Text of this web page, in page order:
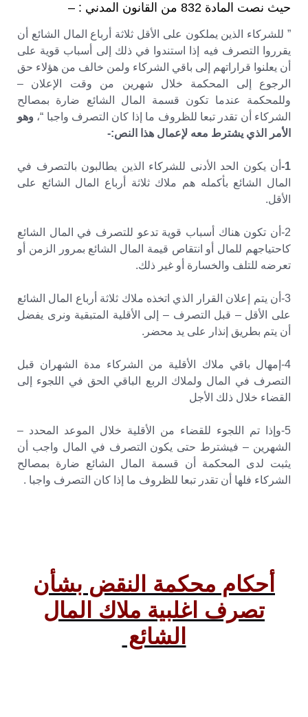
حيث نصت المادة 832 من القانون المدني : –
” للشركاء الذين يملكون على الأقل ثلاثة أرباع المال الشائع أن
يقرروا التصرف فيه إذا استندوا في ذلك إلى أسباب قوية على
أن يعلنوا قراراتهم إلى باقي الشركاء ولمن خالف من هؤلاء حق
الرجوع إلى المحكمة خلال شهرين من وقت الإعلان –
وللمحكمة عندما تكون قسمة المال الشائع ضارة بمصالح
الشركاء أن تقدر تبعا للظروف ما إذا كان التصرف واجبا “، وهو
الأمر الذي يشترط معه لإعمال هذا النص:-
1-
أن يكون الحد الأدنى للشركاء الذين يطالبون بالتصرف في
المال الشائع بأكمله هم ملاك ثلاثة أرباع المال الشائع على
الأقل.
2-أن تكون هناك أسباب قوية تدعو للتصرف في المال الشائع
كاحتياجهم للمال أو انتقاص قيمة المال الشائع بمرور الزمن أو
تعرضه للتلف والخسارة أو غير ذلك.
3-أن يتم إعلان القرار الذي اتخذه ملاك ثلاثة أرباع المال الشائع
على الأقل – قبل التصرف – إلى الأقلية المتبقية ونرى يفضل
أن يتم بطريق إنذار على يد محضر.
4-إمهال باقي ملاك الأقلية من الشركاء مدة الشهران قبل
التصرف في المال ولملاك الربع الباقي الحق في اللجوء إلى
القضاء خلال ذلك الأجل
5-وإذا تم اللجوء للقضاء من الأقلية خلال الموعد المحدد –
الشهرين – فيشترط حتى يكون التصرف في المال واجب أن
يثبت لدى المحكمة أن قسمة المال الشائع ضارة بمصالح
الشركاء فلها أن تقدر تبعا للظروف ما إذا كان التصرف واجبا .
أحكام محكمة النقض بشأن
تصرف اغلبية ملاك المال
الشائع